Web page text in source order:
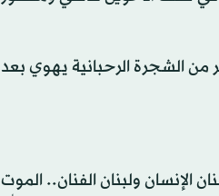
من الشجرة الرحبانية يهوي بعد
الإنسان ولبنان الفنان.. الموت